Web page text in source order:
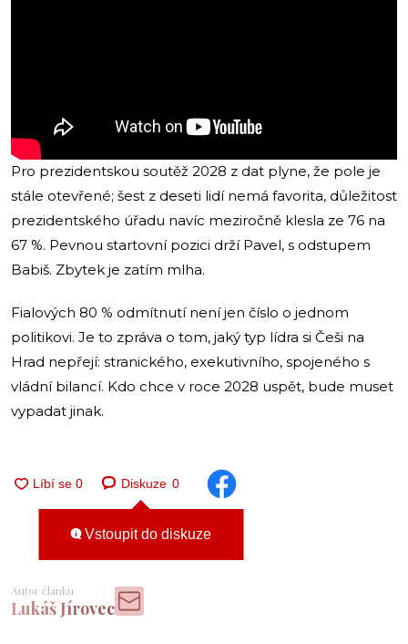
Pro prezidentskou soutěž 2028 z dat plyne, že pole je
stále otevřené; šest z deseti lidí nemá favorita, důležitost
prezidentského úřadu navíc meziročně klesla ze 76 na
67 %. Pevnou startovní pozici drží Pavel, s odstupem
Babiš. Zbytek je zatím mlha.
Fialových 80 % odmítnutí není jen číslo o jednom
politikovi. Je to zpráva o tom, jaký typ lídra si Češi na
Hrad nepřejí: stranického, exekutivního, spojeného s
vládní bilancí. Kdo chce v roce 2028 uspět, bude muset
vypadat jinak.
Diskuze 0
Vstoupit do diskuze
Autor článku
Lukáš Jírovec